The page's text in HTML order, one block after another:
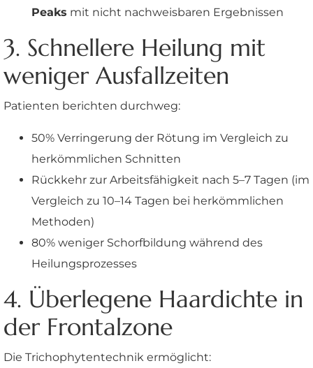
Peaks mit nicht nachweisbaren Ergebnissen
3. Schnellere Heilung mit
weniger Ausfallzeiten
Patienten berichten durchweg:
50% Verringerung der Rötung im Vergleich zu
herkömmlichen Schnitten
Rückkehr zur Arbeitsfähigkeit nach 5–7 Tagen (im
Vergleich zu 10–14 Tagen bei herkömmlichen
Methoden)
80% weniger Schorfbildung während des
Heilungsprozesses
4. Überlegene Haardichte in
der Frontalzone
Die Trichophytentechnik ermöglicht: